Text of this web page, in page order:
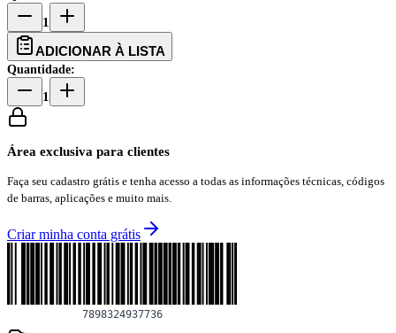
1
ADICIONAR À LISTA
Quantidade:
1
Área exclusiva para clientes
Faça seu cadastro grátis e tenha acesso a todas as informações técnicas, códigos
de barras, aplicações e muito mais.
Criar minha conta grátis